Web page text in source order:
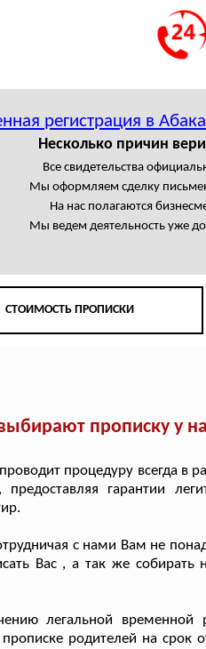
регистрация в
Несколько причин
Все свидетельства
Мы оформляем сделку
На нас полагаются
Мы ведем деятельность уже
СТОИМОСТЬ ПРОПИСКИ
прописку у
процедуру всегда
гарантии
с нами Вам не
Вас , а так же
легальной
родителей на срок